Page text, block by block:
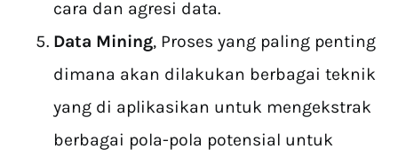
cara dan agresi data.
Data Mining, Proses yang paling penting
dimana akan dilakukan berbagai teknik
yang di aplikasikan untuk mengekstrak
berbagai pola-pola potensial untuk